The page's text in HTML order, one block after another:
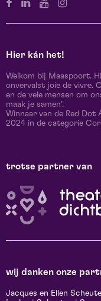
Hier kán het!
Welkom bij Maaspoort.
onvervalst joie de vivre.
en de vele mensen om
maak je samen’.
Winnaar van de Red Dot
2024 in de categorie
trotse partner van
wij danken onze
Jacques en Ellen